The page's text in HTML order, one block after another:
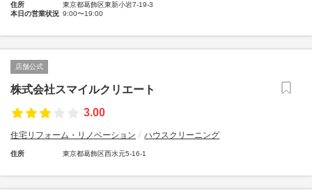
住所
東京都葛飾区東新小岩7-19-3
本日の営業状況 9:00〜19:00
店舗公式
株式会社スマイルクリエート
3.00
住宅リフォーム・リノベーション ハウスクリーニング
住所 東京都葛飾区西水元5-16-1